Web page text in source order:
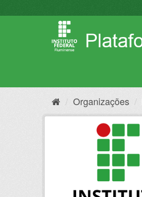
para
Organizações